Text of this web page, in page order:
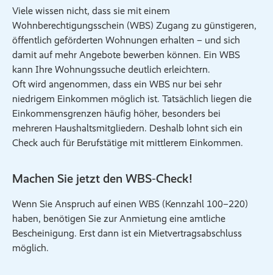
Viele wissen nicht, dass sie mit einem
Wohnberechtigungsschein (WBS) Zugang zu günstigeren,
öffentlich geförderten Wohnungen erhalten – und sich
damit auf mehr Angebote bewerben können. Ein WBS
kann Ihre Wohnungssuche deutlich erleichtern.
Oft wird angenommen, dass ein WBS nur bei sehr
niedrigem Einkommen möglich ist. Tatsächlich liegen die
Einkommensgrenzen häufig höher, besonders bei
mehreren Haushaltsmitgliedern. Deshalb lohnt sich ein
Check auch für Berufstätige mit mittlerem Einkommen.
Machen Sie jetzt den WBS‑Check!
Wenn Sie Anspruch auf einen WBS (Kennzahl 100–220)
haben, benötigen Sie zur Anmietung eine amtliche
Bescheinigung. Erst dann ist ein Mietvertragsabschluss
möglich.